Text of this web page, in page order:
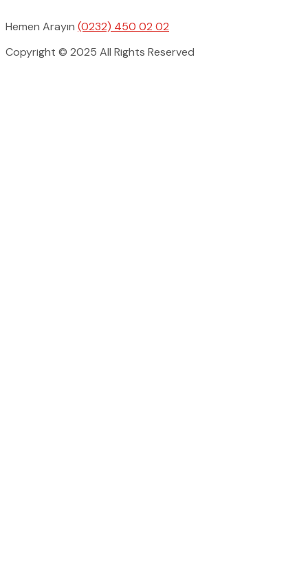
Hemen Arayın (0232) 450 02 02
Copyright © 2025 All Rights Reserved